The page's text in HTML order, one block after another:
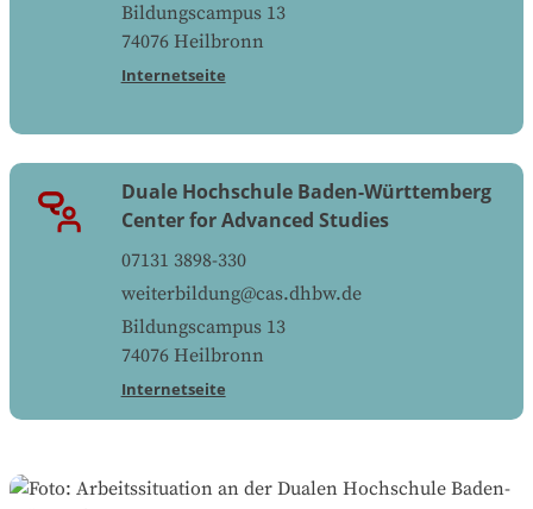
Bildungscampus 13
74076 Heilbronn
Internetseite
Duale Hochschule Baden-Württemberg
Center for Advanced Studies
07131 3898-330
weiterbildung@cas.dhbw.de
Bildungscampus 13
74076 Heilbronn
Internetseite